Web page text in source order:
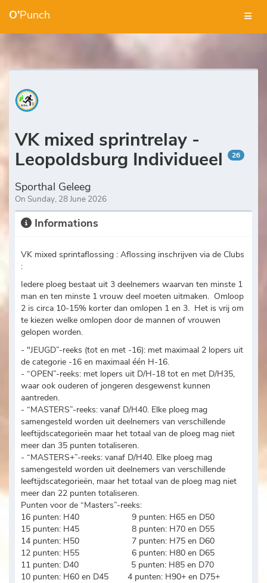
O'Punch
VK mixed sprintrelay -
Leopoldsburg Individueel
26
Sporthal Geleeg
On Sunday, 28 June 2026
Informations
VK mixed sprintaflossing : Aflossing inschrijven via de Clubs
:
Iedere ploeg bestaat uit 3 deelnemers waarvan ten minste 1
man en ten minste 1 vrouw deel moeten uitmaken. Omloop
2 is circa 10-15% korter dan omlopen 1 en 3. Het is vrij om
te kiezen welke omlopen door de mannen of vrouwen
gelopen worden.
- "JEUGD”-reeks (tot en met -16): met maximaal 2 lopers uit
de categorie -16 en maximaal één H-16.
- “OPEN”-reeks: met lopers uit D/H-18 tot en met D/H35,
waar ook ouderen of jongeren desgewenst kunnen
aantreden.
- “MASTERS”-reeks: vanaf D/H40. Elke ploeg mag
samengesteld worden uit deelnemers van verschillende
leeftijdscategorieën maar het totaal van de ploeg mag niet
meer dan 35 punten totaliseren.
- “MASTERS+”-reeks: vanaf D/H40. Elke ploeg mag
samengesteld worden uit deelnemers van verschillende
leeftijdscategorieën, maar het totaal van de ploeg mag niet
meer dan 22 punten totaliseren.
Punten voor de “Masters”-reeks:
16 punten: H40 9 punten: H65 en D50
15 punten: H45 8 punten: H70 en D55
14 punten: H50 7 punten: H75 en D60
12 punten: H55 6 punten: H80 en D65
11 punten: D40 5 punten: H85 en D70
10 punten: H60 en D45 4 punten: H90+ en D75+